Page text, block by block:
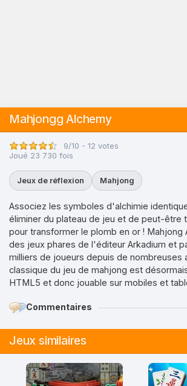
Mahjongg Alchemy
9/10 - 12 votes
Joué 23 730 fois
Jeux de réflexion Mahjong
Associez les symboles d'alchimie
éliminer du plateau de jeu et de peut-être
pour transformer le plomb en or ! Mahjong
des jeux phares de l'éditeur Arkadium et
milliers de joueurs depuis de nombreuses
classique du jeu de mahjong est
HTML5 et donc jouable sur mobiles et
Commentaires
Jeux similaires